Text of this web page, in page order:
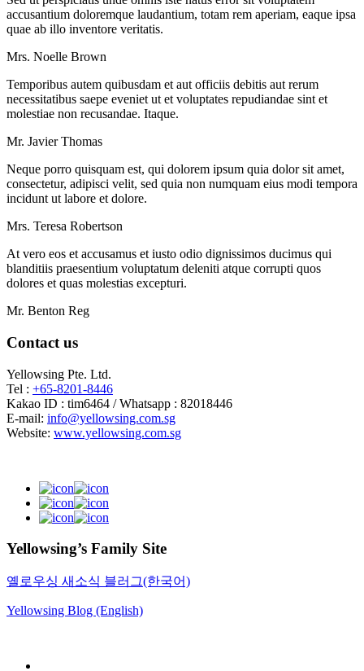
accusantium doloremque laudantium, totam rem aperiam, eaque ipsa
quae ab illo inventore veritatis.
Mrs. Noelle Brown
Temporibus autem quibusdam et aut officiis debitis aut rerum
necessitatibus saepe eveniet ut et voluptates repudiandae sint et
molestiae non recusandae. Itaque.
Mr. Javier Thomas
Neque porro quisquam est, qui dolorem ipsum quia dolor sit amet,
consectetur, adipisci velit, sed quia non numquam eius modi tempora
incidunt ut labore et dolore.
Mrs. Teresa Robertson
At vero eos et accusamus et iusto odio dignissimos ducimus qui
blanditiis praesentium voluptatum deleniti atque corrupti quos
dolores et quas molestias excepturi.
Mr. Benton Reg
Contact us
Yellowsing Pte. Ltd.
Tel : +65-8201-8446
Kakao ID : tim6464 / Whatsapp : 82018446
E-mail: info@yellowsing.com.sg
Website: www.yellowsing.com.sg
Yellowsing’s Family Site
옐로우싱 새소식 블러그(한국어)
Yellowsing Blog (English)